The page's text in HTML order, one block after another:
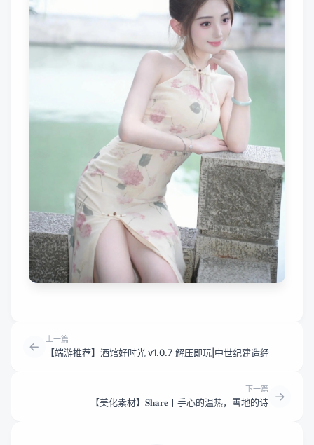
上一篇
【端游推荐】酒馆好时光 v1.0.7 解压即玩|中世纪建造经
下一篇
【美化素材】𝐒𝐡𝐚𝐫𝐞丨手心的温热，雪地的诗